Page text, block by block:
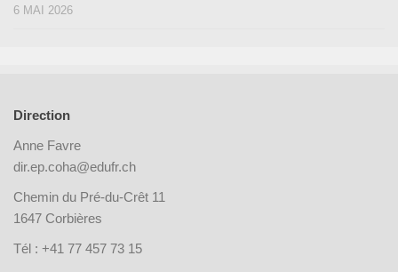
6 MAI 2026
Direction
Anne Favre
dir.ep.coha@edufr.ch
Chemin du Pré-du-Crêt 11
1647 Corbières
Tél : +41 77 457 73 15